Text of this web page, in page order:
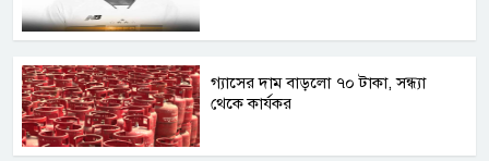
গ্যাসের দাম বাড়লো ৭০ টাকা, সন্ধ্যা
থেকে কার্যকর